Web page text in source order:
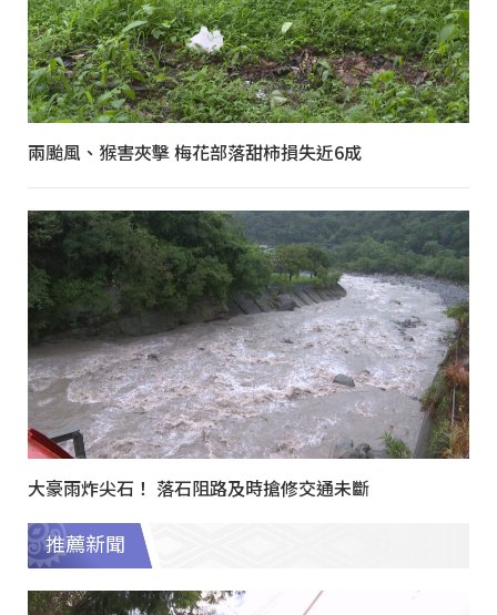
兩颱風、猴害夾擊 梅花部落甜柿損失近6成
大豪雨炸尖石！ 落石阻路及時搶修交通未斷
推薦新聞